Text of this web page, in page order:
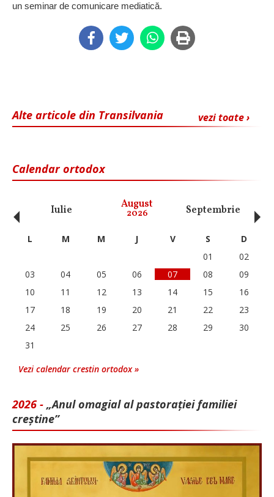
un seminar de comunicare mediatică.
vezi toate ›
Alte articole din Transilvania
Calendar ortodox
Iulie August
2026 Septembrie
‹ L M M J V S
D
01
02
03
04 05 06 07 08
09
10
11 12 13 14 15
16
17
18 19 20 21 22
23
24
25 26 27 28 29
30
31
Vezi calendar crestin ortodox »
2026 - „Anul omagial al pastorației familiei
creștine”